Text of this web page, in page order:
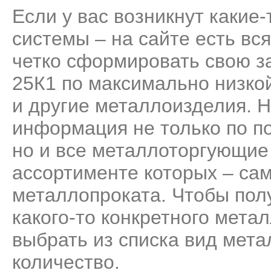
Если у вас возникнут
системы – на сайте есть
четко сформировать свою
25К1 по максимально
и другие металлоизделия.
информация не только по
но и все
ассортименте которых –
металлопроката. Чтобы
какого-то конкретного
выбрать из списка вид
количество.